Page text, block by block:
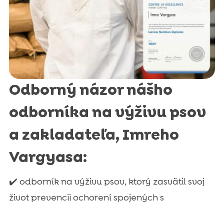
Odborný názor nášho
odborníka na výživu psov
a zakladateľa, Imreho
Vargyasa:
✔️ odborník na výživu psov, ktorý zasvätil svoj
život prevencii ochorení spojených s